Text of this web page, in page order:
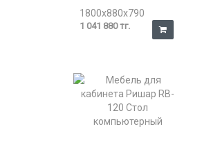
1800x880x790
1 041 880 тг.